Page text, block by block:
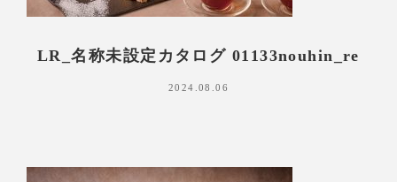
LR_名称未設定カタログ 01133nouhin_re
2024.08.06